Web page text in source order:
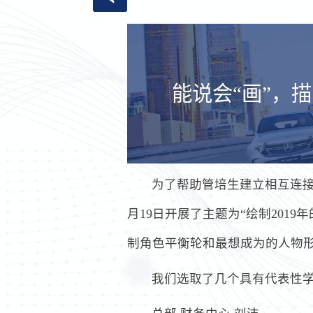
能说会“画”，
为了帮助管培生建立相互连
月19日开展了主题为“绘制2019
制角色平衡轮和最想成为的人物
我们选取了几个具有代表性